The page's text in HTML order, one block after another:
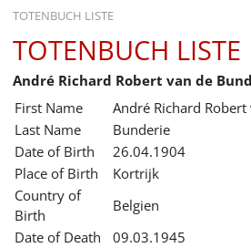
TOTENBUCH LISTE
STARTSEITE
AUSSTELLUNGEN
GESCHICHTE
BILDUNG
FORSCHUNG
SERVICE
TOTENBUCH LISTE
André Richard Robert van de
First Name
André Richard Robert
Last Name
Bunderie
Date of Birth
26.04.1904
Place of Birth
Kortrijk
Country of
Birth
Belgien
Date of Death
09.03.1945